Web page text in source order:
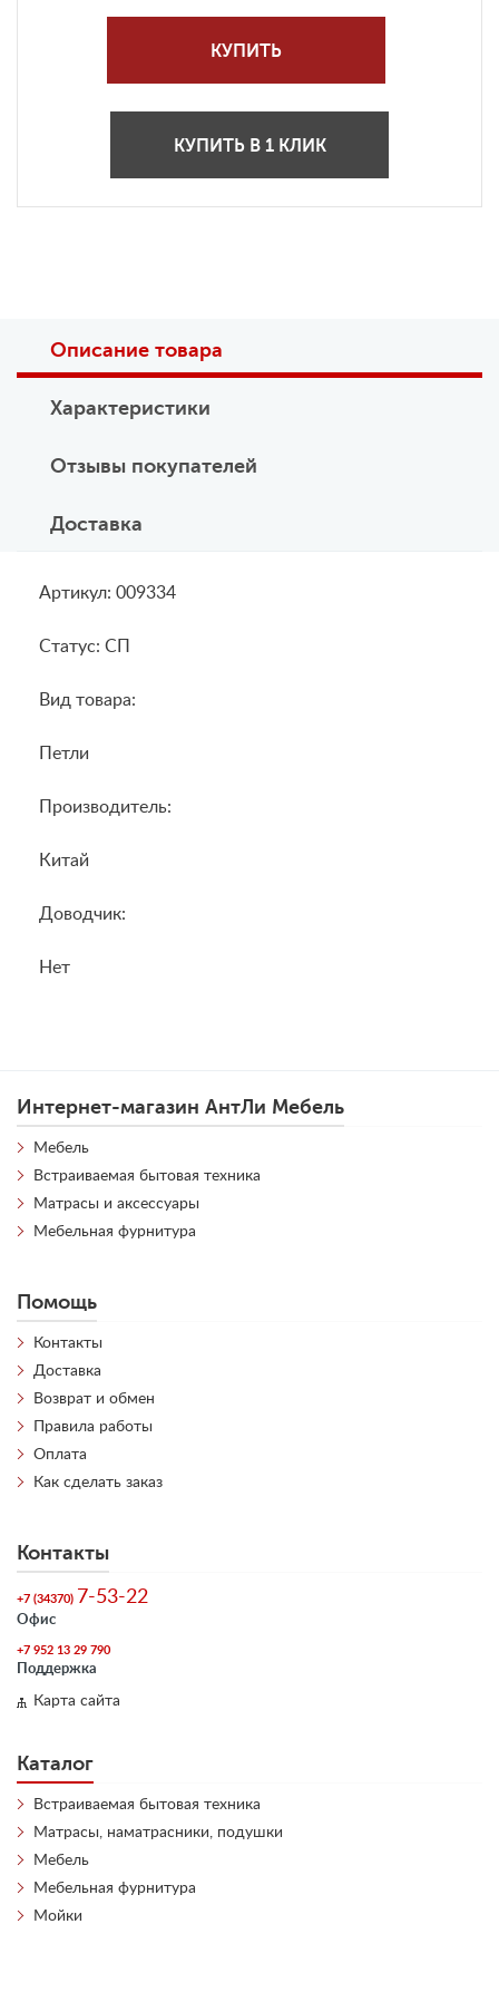
КУПИТЬ
КУПИТЬ В 1 КЛИК
Описание товара
Характеристики
Отзывы покупателей
Доставка
Артикул: 009334
Статус: СП
Вид товара:
Петли
Производитель:
Китай
Доводчик:
Нет
Интернет-магазин АнтЛи Мебель
Мебель
Встраиваемая бытовая техника
Матрасы и аксессуары
Мебельная фурнитура
Помощь
Контакты
Доставка
Возврат и обмен
Правила работы
Оплата
Как сделать заказ
Контакты
+7 (34370) 7-53-22
Офис
+7 952 13 29 790
Поддержка
Карта сайта
Каталог
Встраиваемая бытовая техника
Матрасы, наматрасники, подушки
Мебель
Мебельная фурнитура
Мойки